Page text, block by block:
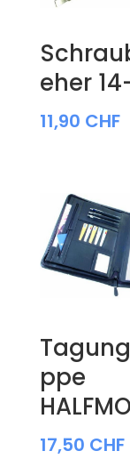
eher
11,90 CHF
ppe
17,50 CHF